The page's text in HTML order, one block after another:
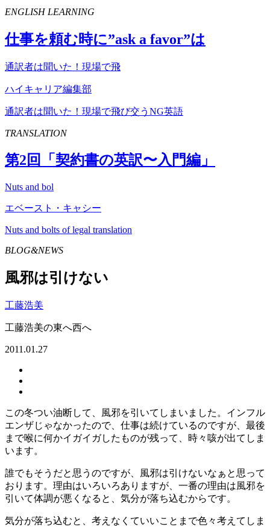
ENGLISH LEARNING
仕事を頼む時に”ask a favor”は
通訳者は聞いた！現場で飛
ハイキャリア編集部
通訳者は聞いた！現場で飛び交うNG英語
TRANSLATION
第2回「契約書の英訳〜入門編」
Nuts and bol
エベースト・キャシー
Nuts and bolts of legal translation
BLOG&NEWS
風邪は引けない
工藤浩美
工藤浩美の東へ西へ
2011.01.27
この冬つい油断して、風邪を引いてしまいました。インフル
エンザじゃなかったので、仕事は続けているのですが、最後
まで喉に何かイガイガしたものが残って、時々咳が出てしま
います。
誰でもそうだと思うのですが、風邪は引けないなぁと思って
おります。理由はいろいろありますが、一番の理由は風邪を
引いて体調が悪くなると、気分が落ち込むからです。
気分が落ち込むと、考えなくていいことまで色々考えてしま